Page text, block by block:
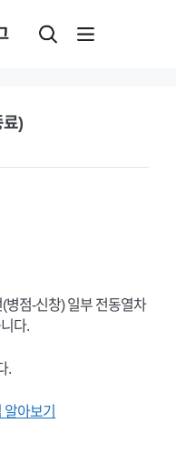
료)
병점-신창) 일부 전동열차
다.
.
아보기